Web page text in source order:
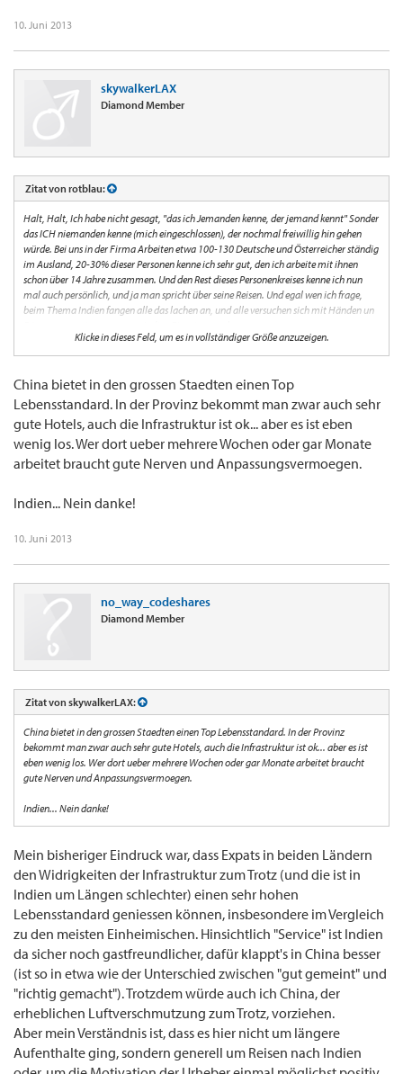
10. Juni 2013
skywalkerLAX
Diamond Member
Zitat von rotblau:
Halt, Halt, Ich habe nicht gesagt, "das ich Jemanden kenne, der jemand kennt" Sonder
das ICH niemanden kenne (mich eingeschlossen), der nochmal freiwillig hin gehen
würde. Bei uns in der Firma Arbeiten etwa 100-130 Deutsche und Österreicher ständig
im Ausland, 20-30% dieser Personen kenne ich sehr gut, den ich arbeite mit ihnen
schon über 14 Jahre zusammen. Und den Rest dieses Personenkreises kenne ich nun
mal auch persönlich, und ja man spricht über seine Reisen. Und egal wen ich frage,
beim Thema Indien fangen alle das lachen an, und alle versuchen sich mit Händen un
Andererseits, China! Da kenne ich mehrere die mittlerweile ihren Wohnsitz dort hin
verlagert haben, und die meisten sind mit China, und den dortigen
Klicke in dieses Feld, um es in vollständiger Größe anzuzeigen.
China bietet in den grossen Staedten einen Top
Lebensstandard. In der Provinz bekommt man zwar auch sehr
gute Hotels, auch die Infrastruktur ist ok... aber es ist eben
wenig los. Wer dort ueber mehrere Wochen oder gar Monate
arbeitet braucht gute Nerven und Anpassungsvermoegen.
Indien... Nein danke!
10. Juni 2013
no_way_codeshares
Diamond Member
Zitat von skywalkerLAX:
China bietet in den grossen Staedten einen Top Lebensstandard. In der Provinz
bekommt man zwar auch sehr gute Hotels, auch die Infrastruktur ist ok... aber es ist
eben wenig los. Wer dort ueber mehrere Wochen oder gar Monate arbeitet braucht
gute Nerven und Anpassungsvermoegen.
Indien... Nein danke!
Mein bisheriger Eindruck war, dass Expats in beiden Ländern
den Widrigkeiten der Infrastruktur zum Trotz (und die ist in
Indien um Längen schlechter) einen sehr hohen
Lebensstandard geniessen können, insbesondere im Vergleich
zu den meisten Einheimischen. Hinsichtlich "Service" ist Indien
da sicher noch gastfreundlicher, dafür klappt's in China besser
(ist so in etwa wie der Unterschied zwischen "gut gemeint" und
"richtig gemacht"). Trotzdem würde auch ich China, der
erheblichen Luftverschmutzung zum Trotz, vorziehen.
Aber mein Verständnis ist, dass es hier nicht um längere
Aufenthalte ging, sondern generell um Reisen nach Indien